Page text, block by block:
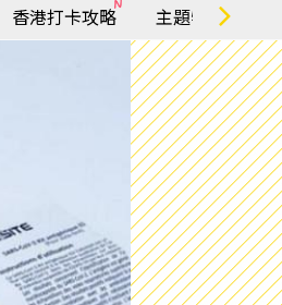
香港打卡攻略 主題特集